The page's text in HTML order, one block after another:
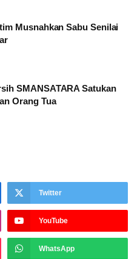
Musnahkan Sabu Senilai
SMANSATARA Satukan
Orang Tua
Twitter
YouTube
WhatsApp